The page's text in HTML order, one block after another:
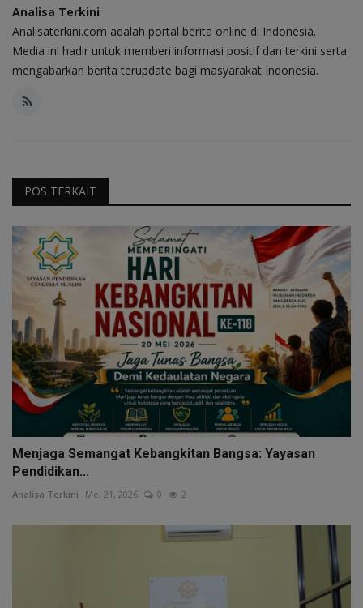
Analisa Terkini
Analisaterkini.com adalah portal berita online di Indonesia.
Media ini hadir untuk memberi informasi positif dan terkini serta
mengabarkan berita terupdate bagi masyarakat Indonesia.
POS TERKAIT
Menjaga Semangat Kebangkitan Bangsa: Yayasan
Pendidikan...
Analisa Terkini Mei 21, 2026 0 2